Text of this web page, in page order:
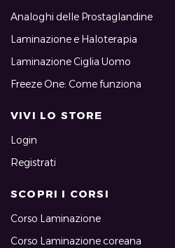
Analoghi delle Prostaglandine
Laminazione e Haloterapia
Laminazione Ciglia Uomo
Freeze One: Come funziona
VIVI LO STORE
Login
Registrati
SCOPRI I CORSI
Corso Laminazione
Corso Laminazione coreana